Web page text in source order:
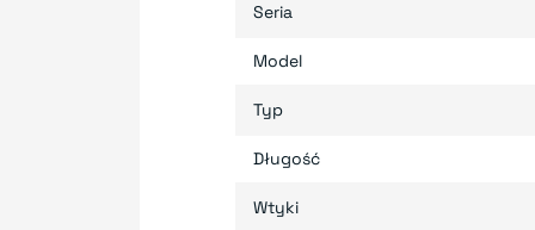
Seria
Model
Typ
Długość
Wtyki